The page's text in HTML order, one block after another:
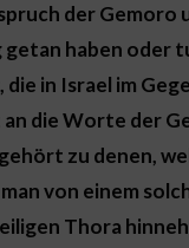
der
getan haben oder
die in Israel im
die Worte der
zu denen,
von einem
Thora